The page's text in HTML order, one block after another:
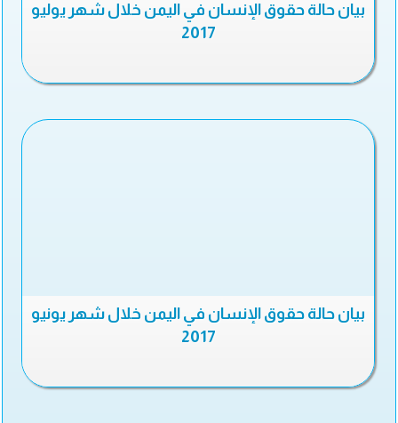
بيان حالة حقوق الإنسان في اليمن خلال شهر يوليو
2017
بيان حالة حقوق الإنسان في اليمن خلال شهر يونيو
2017